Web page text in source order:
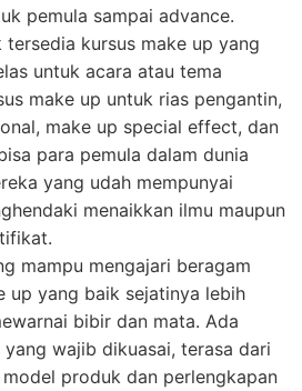
pemula sampai advance.
tersedia kursus make up yang
untuk acara atau tema
make up untuk rias pengantin,
make up special effect, dan
para pemula dalam dunia
yang udah mempunyai
menaikkan ilmu maupun
mampu mengajari beragam
up yang baik sejatinya lebih
bibir dan mata. Ada
wajib dikuasai, terasa dari
produk dan perlengkapan